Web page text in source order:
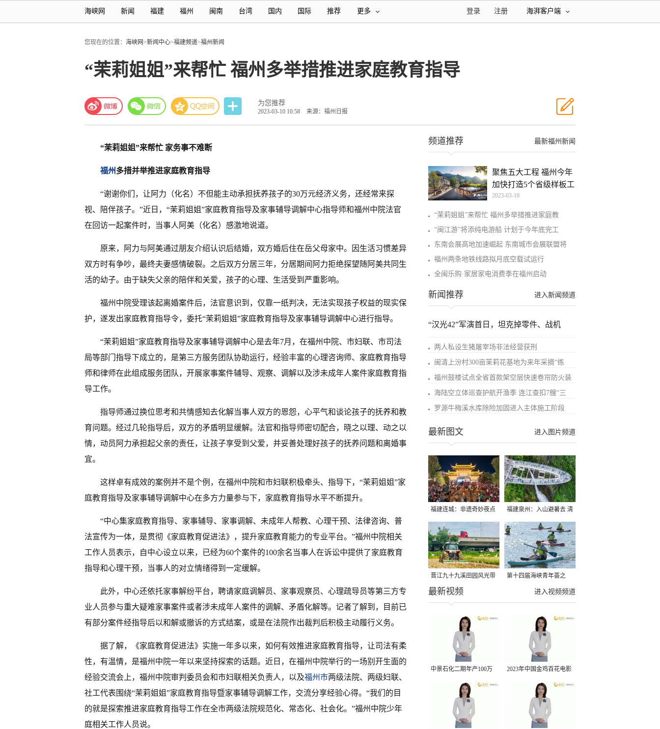
海峡网 新闻 福建 福州 闽南 台湾 国内 国际 推荐 更多 海湃客户端
注册
登录
您现在的位置： 海峡网>新闻中心>福建频道>福州新闻
“茉莉姐姐”来帮忙 福州多举措推进家庭教育指导
为您推荐
2023-03-10 10:58 来源：福州日报
“茉莉姐姐”来帮忙 家务事不难断
福州多措并举推进家庭教育指导
“谢谢你们，让阿力（化名）不但能主动承担抚养孩子的30万元经济义务，还经常来探
视、陪伴孩子。”近日，“茉莉姐姐”家庭教育指导及家事辅导调解中心指导师和福州中院法官
在回访一起案件时，当事人阿美（化名）感激地说道。
原来，阿力与阿美通过朋友介绍认识后结婚，双方婚后住在岳父母家中。因生活习惯差异
双方时有争吵，最终夫妻感情破裂。之后双方分居三年，分居期间阿力拒绝探望随阿美共同生
活的幼子。由于缺失父亲的陪伴和关爱，孩子的心理、生活受到严重影响。
福州中院受理该起离婚案件后，法官意识到，仅靠一纸判决，无法实现孩子权益的现实保
护，遂发出家庭教育指导令，委托“茉莉姐姐”家庭教育指导及家事辅导调解中心进行指导。
“茉莉姐姐”家庭教育指导及家事辅导调解中心是去年7月，在福州中院、市妇联、市司法
局等部门指导下成立的，是第三方服务团队协助运行，经验丰富的心理咨询师、家庭教育指导
师和律师在此组成服务团队，开展家事案件辅导、观察、调解以及涉未成年人案件家庭教育指
导工作。
指导师通过换位思考和共情感知去化解当事人双方的恩怨，心平气和谈论孩子的抚养和教
育问题。经过几轮指导后，双方的矛盾明显缓解。法官和指导师密切配合，晓之以理、动之以
情，动员阿力承担起父亲的责任，让孩子享受到父爱，并妥善处理好孩子的抚养问题和离婚事
宜。
这样卓有成效的案例并不是个例，在福州中院和市妇联积极牵头、指导下，“茉莉姐姐”家
庭教育指导及家事辅导调解中心在多方力量参与下，家庭教育指导水平不断提升。
“中心集家庭教育指导、家事辅导、家事调解、未成年人帮教、心理干预、法律咨询、普
法宣传为一体，是贯彻《家庭教育促进法》，提升家庭教育能力的专业平台。”福州中院相关
工作人员表示，自中心设立以来，已经为60个案件的100余名当事人在诉讼中提供了家庭教育
指导和心理干预，当事人的对立情绪得到一定缓解。
此外，中心还依托家事解纷平台，聘请家庭调解员、家事观察员、心理疏导员等第三方专
业人员参与重大疑难家事案件或者涉未成年人案件的调解、矛盾化解等。记者了解到，目前已
有部分案件经指导后以和解或撤诉的方式结案，或是在法院作出裁判后积极主动履行义务。
据了解，《家庭教育促进法》实施一年多以来，如何有效推进家庭教育指导，让司法有柔
性，有温情，是福州中院一年以来坚持探索的话题。近日，在福州中院举行的一场别开生面的
经验交流会上，福州中院审判委员会和市妇联相关负责人，以及福州市两级法院、两级妇联、
社工代表围绕“茉莉姐姐”家庭教育指导暨家事辅导调解工作，交流分享经验心得。“我们的目
的就是探索推进家庭教育指导工作在全市两级法院规范化、常态化、社会化。”福州中院少年
庭相关工作人员说。
最新福州新闻
频道推荐
聚焦五大工程 福州今年
加快打造5个省级样板工
2023-03-10
“茉莉姐姐”来帮忙 福州多举措推进家庭教
“闽江游”将添纯电游船 计划于今年底完工
东南会展高地加速崛起 东南城市会展联盟将
福州两条地铁线路拟月底空载试运行
全闽乐购·家居家电消费季在福州启动
进入新闻频道
新闻推荐
“汉光42”军演首日，坦克掉零件、战机
两人私设生猪屠宰场非法经营获刑
闽清上汾村300亩茉莉花基地为来年采摘“练
福州鼓楼试点全省首款架空层快速卷帘防火装
海陆空立体巡查护航开渔季 连江查扣7艘“三
罗源牛梅溪水库除险加固进入主体施工阶段
进入图片频道
最新图文
福建连城：非遗奇妙夜点
亮夏夜
福建泉州：入山避暑去 清
凉好惬意
晋江九十九溪田园风光带
千亩早稻迎来成熟收割季
第十四届海峡青年荟之
2026榕台青年大学生水上
进入视频频道
最新视频
中景石化二期年产100万
吨丙烷脱氢项目建成中交
2023年中国金鸡百花电影
节有福电影巡展31日启动